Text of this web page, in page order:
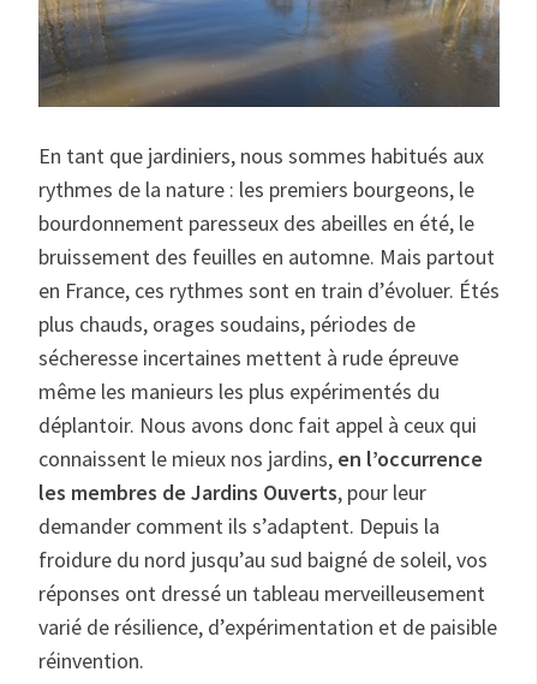
En tant que jardiniers, nous sommes habitués aux
rythmes de la nature : les premiers bourgeons, le
bourdonnement paresseux des abeilles en été, le
bruissement des feuilles en automne. Mais partout
en France, ces rythmes sont en train d’évoluer. Étés
plus chauds, orages soudains, périodes de
sécheresse incertaines mettent à rude épreuve
même les manieurs les plus expérimentés du
déplantoir. Nous avons donc fait appel à ceux qui
connaissent le mieux nos jardins, en l’occurrence
les membres de Jardins Ouverts, pour leur
demander comment ils s’adaptent. Depuis la
froidure du nord jusqu’au sud baigné de soleil, vos
réponses ont dressé un tableau merveilleusement
varié de résilience, d’expérimentation et de paisible
réinvention.